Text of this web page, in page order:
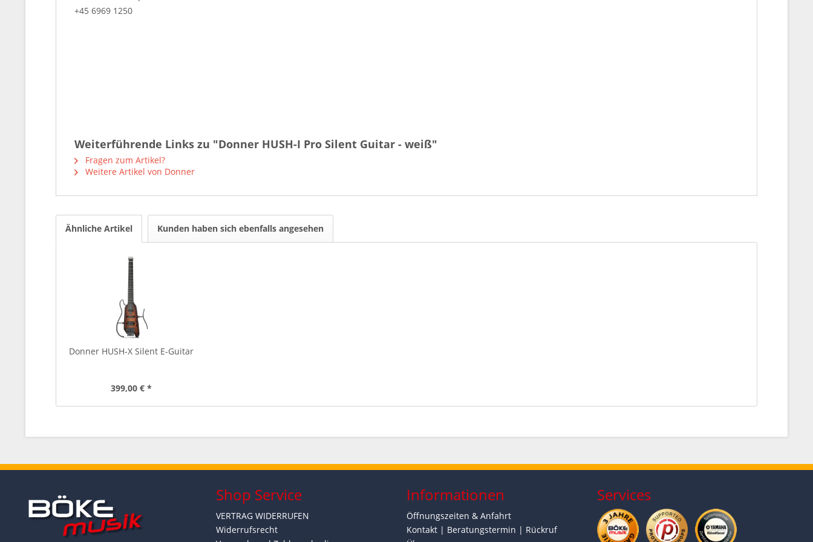
+45 6969 1250
Weiterführende Links zu "Donner HUSH-I Pro Silent Guitar - weiß"
Fragen zum Artikel?
Weitere Artikel von Donner
Ähnliche Artikel Kunden haben sich ebenfalls angesehen
Donner HUSH-X Silent E-Guitar
399,00 € *
Shop Service
VERTRAG WIDERRUFEN
Widerrufsrecht
Informationen
Öffnungszeiten & Anfahrt
Kontakt | Beratungstermin | Rückruf
Services